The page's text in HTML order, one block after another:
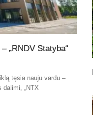
„RNDV Statyba“
tęsia nauju vardu –
dalimi, „NTX